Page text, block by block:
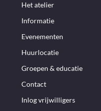
Het atelier
Informatie
Evenementen
Huurlocatie
Groepen & educatie
Contact
Inlog vrijwilligers